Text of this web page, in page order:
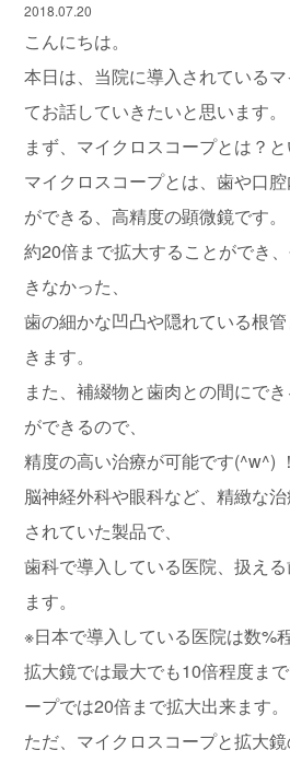
2018.07.20
こんにちは。
本日は、当院に導入されている
てお話していきたいと思います。
まず、マイクロスコープとは？と
マイクロスコープとは、歯や口
ができる、高精度の顕微鏡です。
約20倍まで拡大することができ
きなかった、
歯の細かな凹凸や隠れている根
きます。
また、補綴物と歯肉との間にで
ができるので、
精度の高い治療が可能です(^w^) ！
脳神経外科や眼科など、精緻な
されていた製品で、
歯科で導入している医院、扱え
ます。
※日本で導入している医院は数%
拡大鏡では最大でも10倍程度ま
ープでは20倍まで拡大出来ます。
ただ、マイクロスコープと拡大